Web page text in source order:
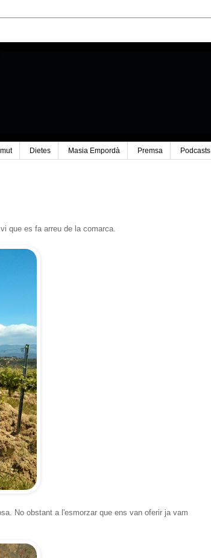
Dietes Masia Empordà Premsa Podcasts
que es fa arreu de la comarca.
No obstant a l'esmorzar que ens van oferir ja vam